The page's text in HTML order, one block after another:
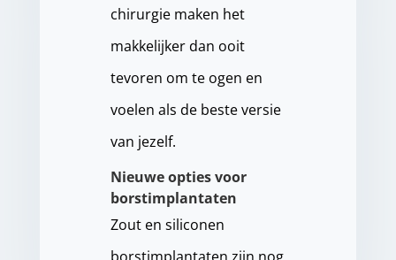
chirurgie maken het
makkelijker dan ooit
tevoren om te ogen en
voelen als de beste versie
van jezelf.
Nieuwe opties voor
borstimplantaten
Zout en siliconen